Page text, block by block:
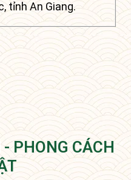
tỉnh An Giang.
PHONG CÁCH